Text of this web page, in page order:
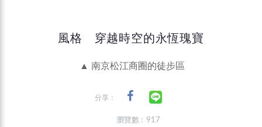
風格 穿越時空的永恆瑰寶
▲ 南京松江商圈的徒步區
分享：
瀏覽數 : 917